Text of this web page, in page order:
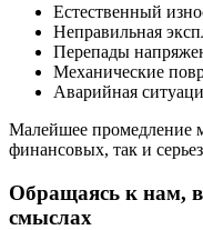
Естественный
Неправильная
Перепады
Механические
Аварийная
Малейшее промедление
финансовых, так и
Обращаясь к нам,
смыслах